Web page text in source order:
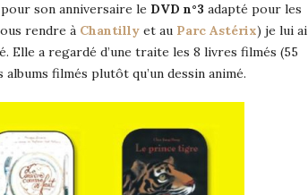
son anniversaire le DVD n°3 adapté pour les
rendre à Chantilly et au Parc Astérix) je lui ai
a regardé d’une traite les 8 livres filmés (55
filmés plutôt qu’un dessin animé.